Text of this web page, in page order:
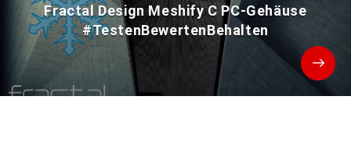
Fractal Design Meshify C PC-Gehäuse
#TestenBewertenBehalten